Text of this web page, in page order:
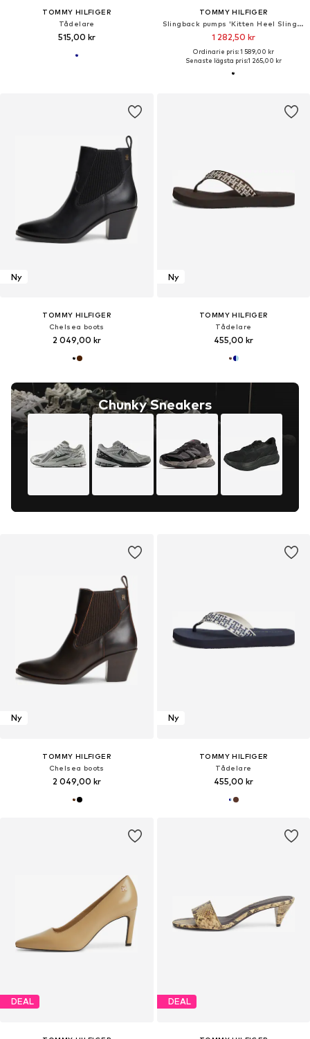
TOMMY HILFIGER
Tådelare
515,00 kr
TOMMY HILFIGER
Slingback pumps 'Kitten Heel Slingbacks'
1 282,50 kr
Ordinarie pris: 1 589,00 kr
Senaste lägsta pris:1 265,00 kr
Ny
TOMMY HILFIGER
Chelsea boots
2 049,00 kr
Chunky Sneakers
Ny
TOMMY HILFIGER
Tådelare
455,00 kr
Ny
TOMMY HILFIGER
Chelsea boots
2 049,00 kr
Ny
TOMMY HILFIGER
Tådelare
455,00 kr
DEAL DEAL